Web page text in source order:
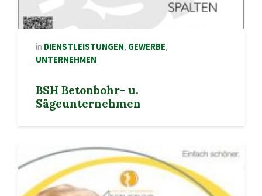
in DIENSTLEISTUNGEN, GEWERBE,
UNTERNEHMEN
BSH Betonbohr- u.
Sägeunternehmen